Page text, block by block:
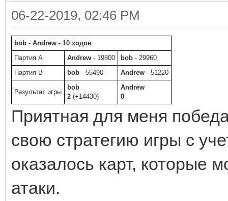
06-22-2019, 02:46 PM
bob - Andrew - 10 ходов
Партия A
Andrew - 19800 bob - 29960
Партия B
bob - 55490 Andrew - 51220
Результат игры
bob
2 (+14430)
Andrew
0
Приятная для меня
свою стратегию игры с
оказалось карт, которые
атаки.